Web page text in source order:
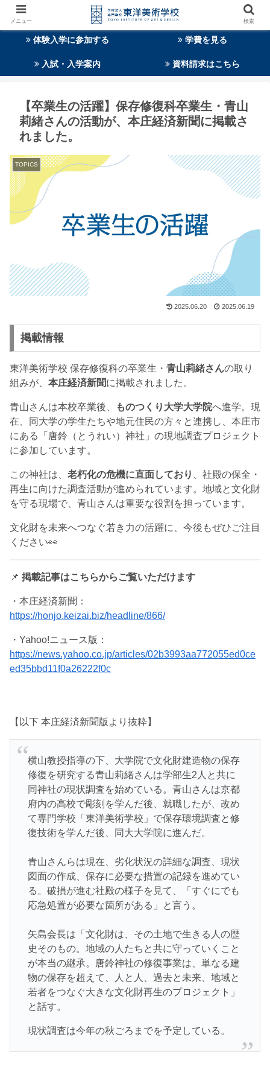
体験入学に参加する 学費を見る
入試・入学案内 資料請求はこちら
【卒業生の活躍】保存修復科卒業生・青山
莉緒さんの活動が、本庄経済新聞に掲載さ
れました。
TOPICS
2025.06.20 2025.06.19
掲載情報
東洋美術学校 保存修復科の卒業生・ 青山莉緒さんの取り
組みが、 本庄経済新聞に掲載されました。
青山さんは本校卒業後、 ものつくり大学大学院へ進学。現
在、同大学の学生たちや地元住民の方々と連携し、本庄市
にある「唐鈴（とうれい）神社」の現地調査プロジェクト
に参加しています。
この神社は、 老朽化の危機に直面しており
、社殿の保全・
再生に向けた調査活動が進められています。地域と文化財
を守る現場で、青山さんは重要な役割を担っています。
文化財を未来へつなぐ若き力の活躍に、今後もぜひご注目
ください👀
📌 掲載記事はこちらからご覧いただけます
・本庄経済新聞：
https://honjo.keizai.biz/headline/866/
・Yahoo!ニュース版：
https://news.yahoo.co.jp/articles/02b3993aa772055ed0ce
ed35bbd11f0a26222f0c
【以下 本庄経済新聞版より抜粋】
横山教授指導の下、大学院で文化財建造物の保存
修復を研究する青山莉緒さんは学部生2人と共に
同神社の現状調査を始めている。青山さんは京都
府内の高校で彫刻を学んだ後、就職したが、改め
て専門学校「東洋美術学校」で保存環境調査と修
復技術を学んだ後、同大大学院に進んだ。
青山さんらは現在、劣化状況の詳細な調査、現状
図面の作成、保存に必要な措置の記録を進めてい
る。破損が進む社殿の様子を見て、「すぐにでも
応急処置が必要な箇所がある」と言う。
矢島会長は「文化財は、その土地で生きる人の歴
史そのもの。地域の人たちと共に守っていくこと
が本当の継承。唐鈴神社の修復事業は、単なる建
物の保存を超えて、人と人、過去と未来、地域と
若者をつなぐ大きな文化財再生のプロジェクト」
と話す。
現状調査は今年の秋ごろまでを予定している。
メニュー 検索